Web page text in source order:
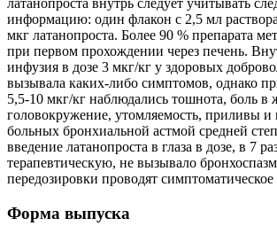
латанопроста внутрь следует учитывать
информацию: один флакон с 2,5 мл
мкг латанопроста. Более 90 % препарата
при первом прохождении через печень.
инфузия в дозе 3 мкг/кг у здоровых
вызывала каких-либо симптомов, однако
5,5-10 мкг/кг наблюдались тошнота, боль в
головокружение, утомляемость, приливы и
больных бронхиальной астмой средней
введение латанопроста в глаза в дозе, в 7
терапевтическую, не вызывало
передозировки проводят симптоматическое
Форма выпуска